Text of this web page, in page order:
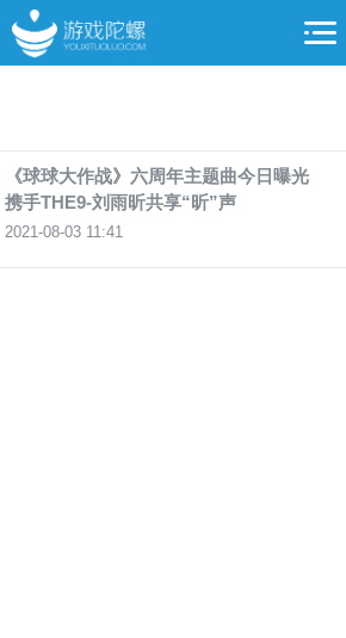
《球球大作战》六周年主题曲今日曝光
携手THE9-刘雨昕共享“昕”声
2021-08-03 11:41